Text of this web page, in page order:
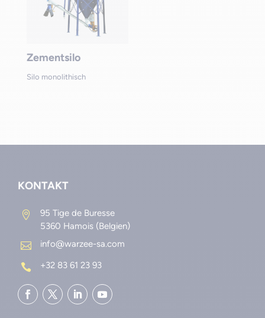
Silo monolithisch

95 Tige de Buresse
5360 Hamois (Belgien)